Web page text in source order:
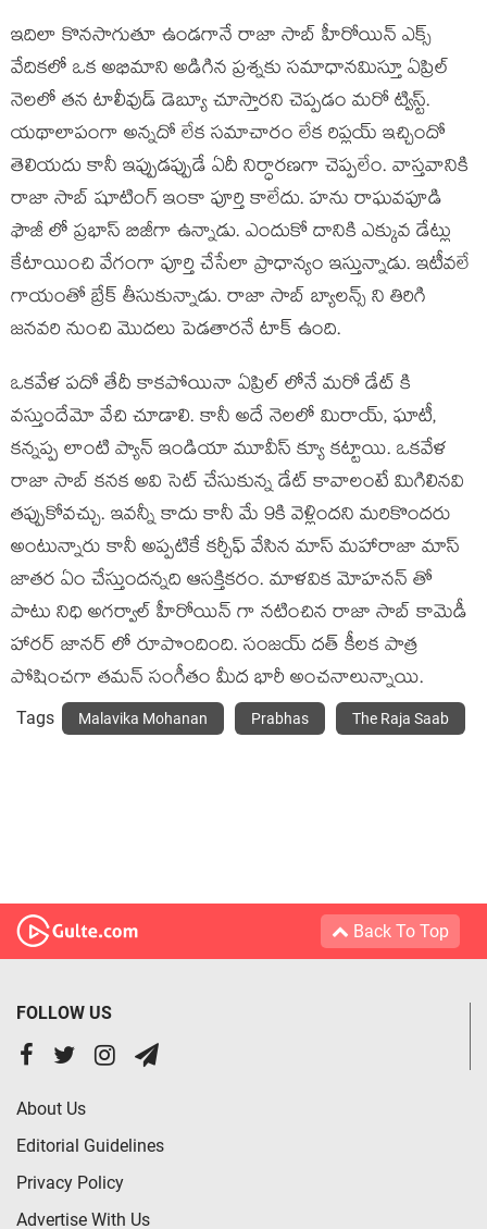
ఇదిలా కొనసాగుతూ ఉండగానే రాజా సాబ్ హీరోయిన్ ఎక్స్
వేదికలో ఒక అభిమాని అడిగిన ప్రశ్నకు సమాధానమిస్తూ ఏప్రిల్
నెలలో తన టాలీవుడ్ డెబ్యూ చూస్తారని చెప్పడం మరో ట్విస్ట్.
యథాలాపంగా అన్నదో లేక సమాచారం లేక రిప్లయ్ ఇచ్చిందో
తెలియదు కానీ ఇప్పుడప్పుడే ఏదీ నిర్ధారణగా చెప్పలేం. వాస్తవానికి
రాజా సాబ్ షూటింగ్ ఇంకా పూర్తి కాలేదు. హను రాఘవపూడి
ఫౌజీ లో ప్రభాస్ బిజీగా ఉన్నాడు. ఎందుకో దానికి ఎక్కువ డేట్లు
కేటాయించి వేగంగా పూర్తి చేసేలా ప్రాధాన్యం ఇస్తున్నాడు. ఇటీవలే
గాయంతో బ్రేక్ తీసుకున్నాడు. రాజా సాబ్ బ్యాలన్స్ ని తిరిగి
జనవరి నుంచి మొదలు పెడతారనే టాక్ ఉంది.
ఒకవేళ పదో తేదీ కాకపోయినా ఏప్రిల్ లోనే మరో డేట్ కి
వస్తుందేమో వేచి చూడాలి. కానీ అదే నెలలో మిరాయ్, ఘాటీ,
కన్నప్ప లాంటి ప్యాన్ ఇండియా మూవీస్ క్యూ కట్టాయి. ఒకవేళ
రాజా సాబ్ కనక అవి సెట్ చేసుకున్న డేట్ కావాలంటే మిగిలినవి
తప్పుకోవచ్చు. ఇవన్నీ కాదు కానీ మే 9కి వెళ్లిందని మరికొందరు
అంటున్నారు కానీ అప్పటికే కర్చీఫ్ వేసిన మాస్ మహారాజా మాస్
జాతర ఏం చేస్తుందన్నది ఆసక్తికరం. మాళవిక మోహనన్ తో
పాటు నిధి అగర్వాల్ హీరోయిన్ గా నటించిన రాజా సాబ్ కామెడీ
హారర్ జానర్ లో రూపొందింది. సంజయ్ దత్ కీలక పాత్ర
పోషించగా తమన్ సంగీతం మీద భారీ అంచనాలున్నాయి.
Tags Malavika Mohanan Prabhas The Raja Saab
Back To Top
FOLLOW US
About Us
Editorial Guidelines
Privacy Policy
Advertise With Us